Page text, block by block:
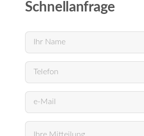
Schnellanfrage